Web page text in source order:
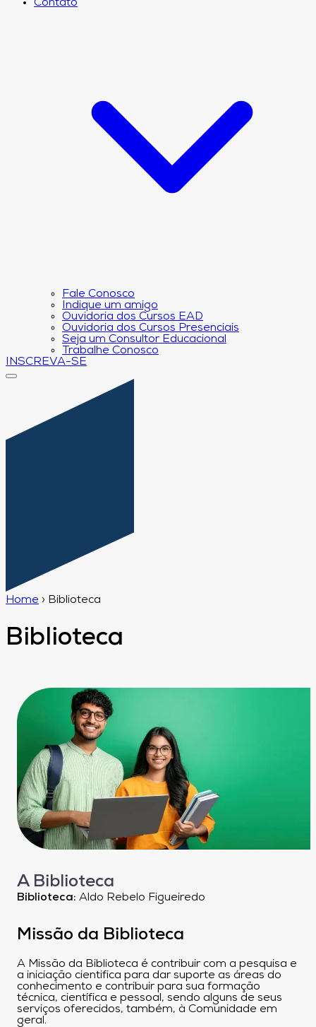
Contato
Fale Conosco
Indique um amigo
Ouvidoria dos Cursos EAD
Ouvidoria dos Cursos Presenciais
Seja um Consultor Educacional
Trabalhe Conosco
INSCREVA-SE
Home › Biblioteca
Biblioteca
A Biblioteca
Biblioteca: Aldo Rebelo Figueiredo
Missão da Biblioteca
A Missão da Biblioteca é contribuir com a pesquisa e
a iniciação cientifica para dar suporte as áreas do
conhecimento e contribuir para sua formação
técnica, científica e pessoal, sendo alguns de seus
serviços oferecidos, também, à Comunidade em
geral.